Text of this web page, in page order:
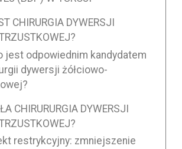
CHIRURGIA DYWERSJI
jest odpowiednim kandydatem
dywersji żółciowo-
CHIRURURGIA DYWERSJI
restrykcyjny: zmniejszenie